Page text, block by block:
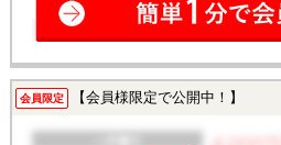
会員限定 【会員様限定で公開中！】